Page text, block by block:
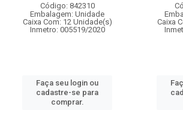
Código: 842310
Embalagem: Unidade
Caixa Com: 12 Unidade(s)
Inmetro: 005519/2020
Faça seu login ou
cadastre-se para
comprar.
Caixa